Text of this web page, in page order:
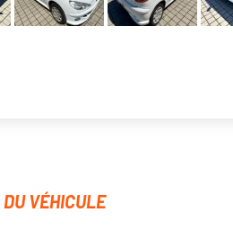
DU VÉHICULE